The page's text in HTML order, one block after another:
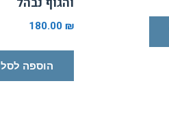
180.00₪
הוספה לסל